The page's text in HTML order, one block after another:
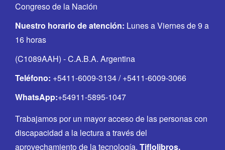
Congreso de la Nación
Nuestro horario de atención: Lunes a Viernes de 9 a
16 horas
(C1089AAH) - C.A.B.A. Argentina
Teléfono: +5411-6009-3134 / +5411-6009-3066
WhatsApp:+54911-5895-1047
Trabajamos por un mayor acceso de las personas con
discapacidad a la lectura a través del
aprovechamiento de la tecnología. Tiflolibros,